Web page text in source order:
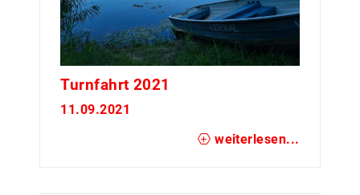
Turnfahrt 2021
11.09.2021
weiterlesen...